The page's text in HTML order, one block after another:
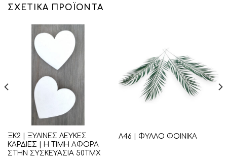
ΣΧΕΤΙΚΆ ΠΡΟΪΌΝΤΑ
ΞΚ2 | ΞΥΛΙΝΕΣ ΛΕΥΚΕΣ
ΚΑΡΔΙΕΣ | Η ΤΙΜΗ ΑΦΟΡΑ
ΣΤΗΝ ΣΥΣΚΕΥΑΣΙΑ 50ΤΜΧ
Λ46 | ΦΥΛΛΟ ΦΟΙΝΙΚΑ